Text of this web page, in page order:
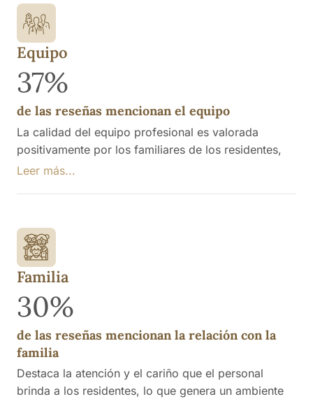
Equipo
37%
de las reseñas mencionan el equipo
La calidad del equipo profesional es valorada
positivamente por los familiares de los residentes,
quienes destacan la atención humana, el trato
pandemia, y se mencionan aspectos como la
dedicación, el cariño y la eficacia en el cuidado de
los mayores.
Leer más...
Familia
30%
de las reseñas mencionan la relación con la
familia
Destaca la atención y el cariño que el personal
brinda a los residentes, lo que genera un ambiente